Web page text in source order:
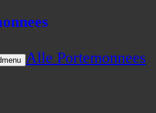
Alle Portemonnees